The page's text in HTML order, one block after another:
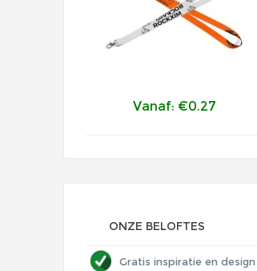
Vanaf: €0.27
ONZE BELOFTES
Gratis inspiratie en design